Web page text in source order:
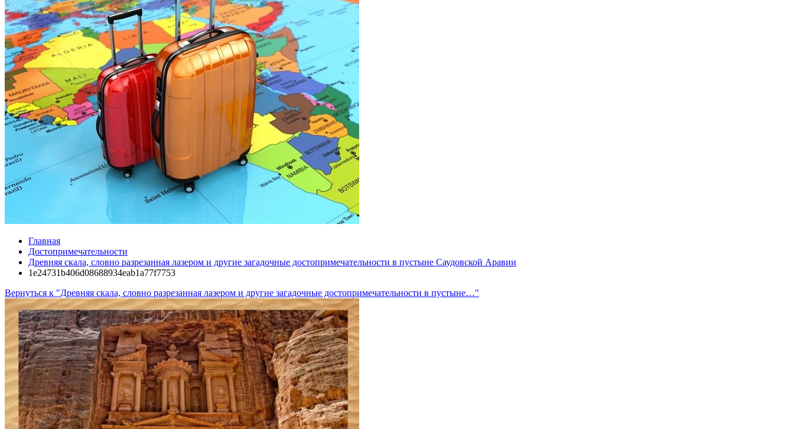
Главная
Достопримечательности
Древняя скала, словно разрезанная лазером и другие загадочные достопримечательности в пустыне Саудовской Аравии
1e24731b406d08688934eab1a77f7753
Вернуться к "Древняя скала, словно разрезанная лазером и другие загадочные достопримечательности в пустыне…"